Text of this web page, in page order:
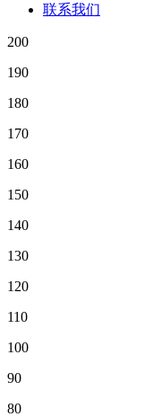
联系我们
200
190
180
170
160
150
140
130
120
110
100
90
80